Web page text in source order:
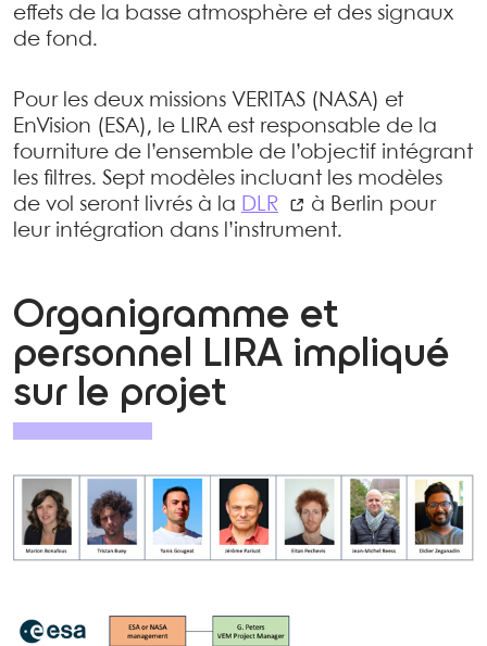
effets de la basse atmosphère et des signaux
de fond.
Pour les deux missions VERITAS (NASA) et
EnVision (ESA), le LIRA est responsable de la
fourniture de l’ensemble de l’objectif intégrant
les filtres. Sept modèles incluant les modèles
de vol seront livrés à la DLR
à Berlin pour
leur intégration dans l’instrument.
Organigramme et
personnel LIRA impliqué
sur le projet